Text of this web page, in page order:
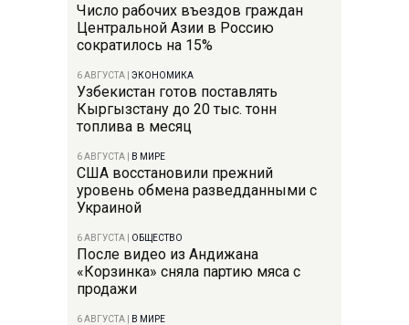
Число рабочих въездов граждан
Центральной Азии в Россию
сократилось на 15%
6 АВГУСТА ЭКОНОМИКА
Узбекистан готов поставлять
Кыргызстану до 20 тыс. тонн
топлива в месяц
6 АВГУСТА В МИРЕ
США восстановили прежний
уровень обмена разведданными с
Украиной
6 АВГУСТА ОБЩЕСТВО
После видео из Андижана
«Корзинка» сняла партию мяса с
продажи
6 АВГУСТА В МИРЕ